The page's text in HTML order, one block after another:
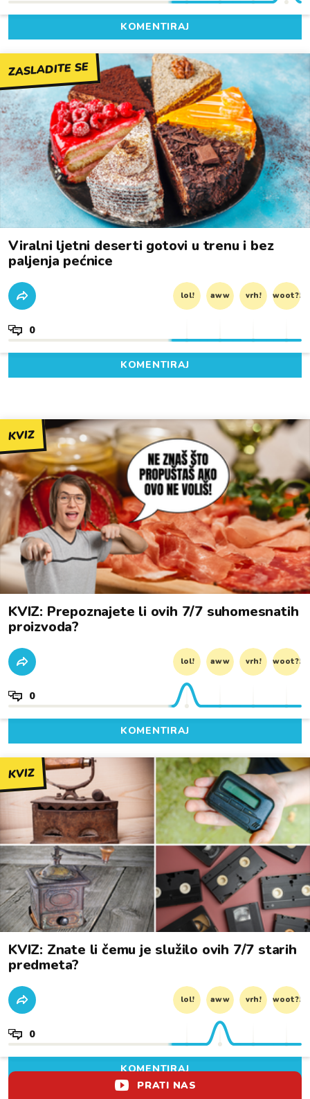
KOMENTIRAJ
ZASLADITE SE
Viralni ljetni deserti gotovi u trenu i bez
paljenja pećnice
lol! aww vrh! woot?!
0
KOMENTIRAJ
KVIZ
KVIZ: Prepoznajete li ovih 7/7 suhomesnatih
proizvoda?
lol! aww vrh! woot?!
0
KOMENTIRAJ
KVIZ
KVIZ: Znate li čemu je služilo ovih 7/7 starih
predmeta?
lol! aww vrh! woot?!
0
KOMENTIRAJ
PRATI NAS